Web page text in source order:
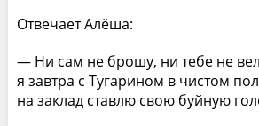
Отвечает Алёша:
— Ни сам не брошу, ни тебе не
я завтра с Тугарином в чистом
на заклад ставлю свою буйную